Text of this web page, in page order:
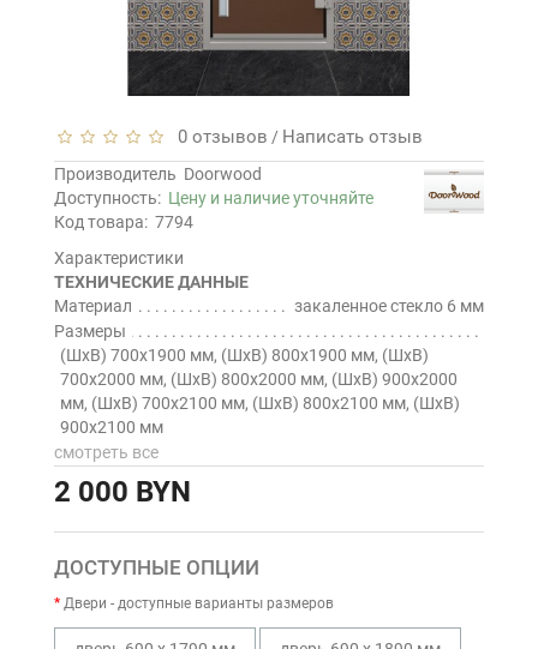
0 отзывов / Написать отзыв
Производитель Doorwood
Доступность: Цену и наличие уточняйте
Код товара: 7794
Характеристики
ТЕХНИЧЕСКИЕ ДАННЫЕ
Материал
закаленное стекло 6 мм
Размеры
(ШхВ) 700х1900 мм, (ШхВ) 800х1900 мм, (ШхВ)
700х2000 мм, (ШхВ) 800х2000 мм, (ШхВ) 900х2000
мм, (ШхВ) 700х2100 мм, (ШхВ) 800х2100 мм, (ШхВ)
900х2100 мм
смотреть все
2 000 BYN
ДОСТУПНЫЕ ОПЦИИ
Двери - доступные варианты размеров